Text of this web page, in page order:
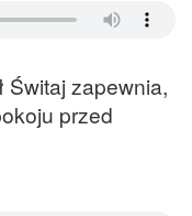
Świtaj zapewnia,
przed